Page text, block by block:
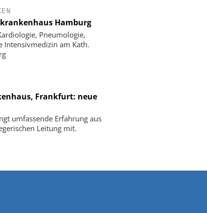
Hamburg
Pneumologie,
Intensivmedizin am Kath.
Frankfurt: neue
umfassende Erfahrung aus
Leitung mit.